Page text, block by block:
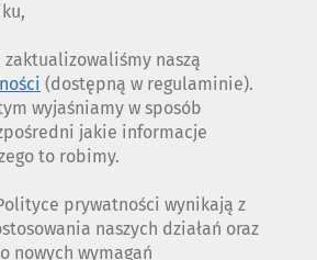
zaktualizowaliśmy naszą
(dostępną w regulaminie).
wyjaśniamy w sposób
jakie informacje
to robimy.
prywatności wynikają z
naszych działań oraz
nowych wymagań